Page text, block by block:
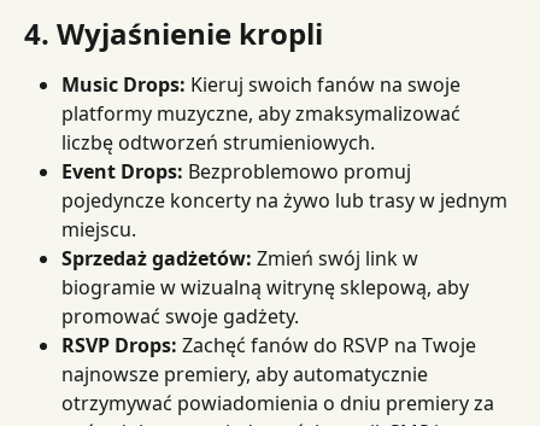
4. Wyjaśnienie kropli
Music Drops: Kieruj swoich fanów na swoje
platformy muzyczne, aby zmaksymalizować
liczbę odtworzeń strumieniowych.
Event Drops: Bezproblemowo promuj
pojedyncze koncerty na żywo lub trasy w jednym
miejscu.
Sprzedaż gadżetów: Zmień swój link w
biogramie w wizualną witrynę sklepową, aby
promować swoje gadżety.
RSVP Drops: Zachęć fanów do RSVP na Twoje
najnowsze premiery, aby automatycznie
otrzymywać powiadomienia o dniu premiery za